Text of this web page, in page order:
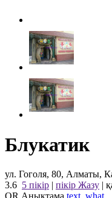
Блукатик
ул. Гоголя, 80, Алматы,
3.6 5 пікір | пікір Жазу |
QR Анықтама text_what